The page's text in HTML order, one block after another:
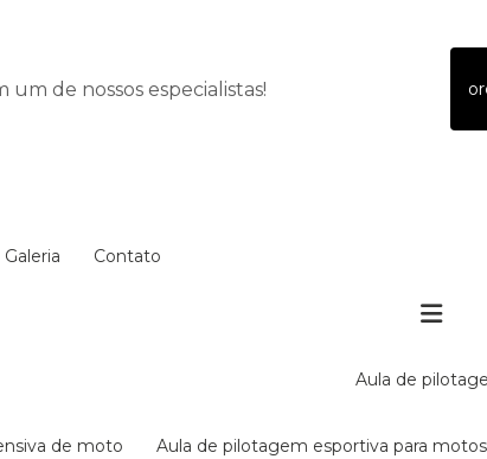
de nossos especialistas!
Galeria Contato
aula de
de moto aula de pilotagem esportiva para motos